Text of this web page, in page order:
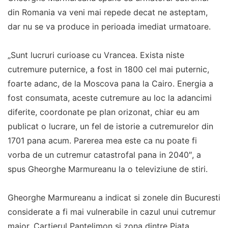
din Romania va veni mai repede decat ne asteptam,
dar nu se va produce in perioada imediat urmatoare.
„Sunt lucruri curioase cu Vrancea. Exista niste
cutremure puternice, a fost in 1800 cel mai puternic,
foarte adanc, de la Moscova pana la Cairo. Energia a
fost consumata, aceste cutremure au loc la adancimi
diferite, coordonate pe plan orizonat, chiar eu am
publicat o lucrare, un fel de istorie a cutremurelor din
1701 pana acum. Parerea mea este ca nu poate fi
vorba de un cutremur catastrofal pana in 2040″, a
spus Gheorghe Marmureanu la o televiziune de stiri.
Gheorghe Marmureanu a indicat si zonele din Bucuresti
considerate a fi mai vulnerabile in cazul unui cutremur
major. Cartierul Pantelimon si zona dintre Piata